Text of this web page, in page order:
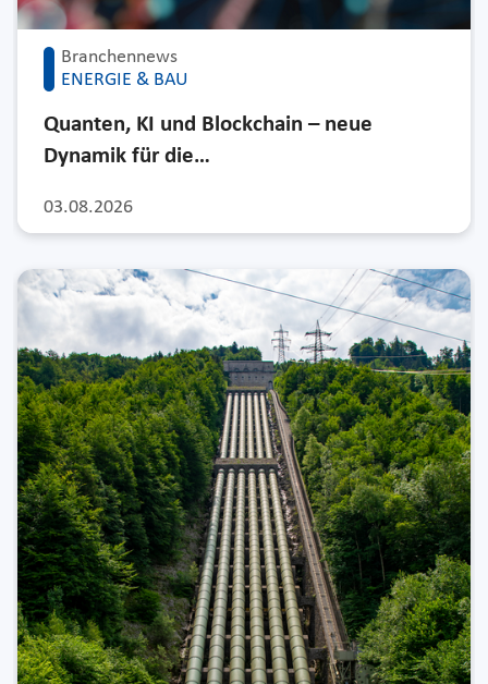
Branchennews
ENERGIE & BAU
03.08.2026
Quanten, KI und Blockchain – neue
Dynamik für die…